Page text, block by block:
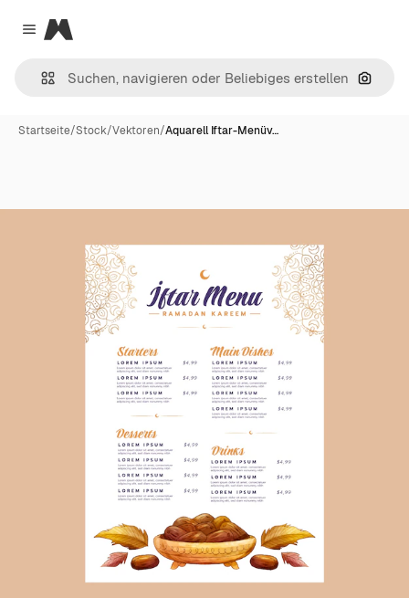
Close menu
Magnific
Nach
Startseite/Stock/Vektoren/Aquarell Iftar-Menüv…